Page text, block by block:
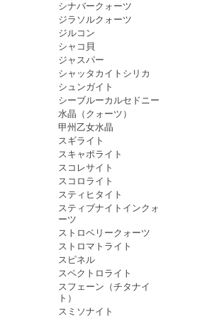
シナバークォーツ
ジラソルクォーツ
ジルコン
シャコ貝
ジャスパー
シャッタカイトシリカ
シュンガイト
シーブルーカルセドニー
水晶（クォーツ）
甲州乙女水晶
スギライト
スキャポライト
スコレサイト
スコロライト
スティヒタイト
スティブナイトインクォ
ーツ
ストロベリークォーツ
ストロマトライト
スピネル
スペクトロライト
スフェーン（チタナイ
ト）
スミソナイト